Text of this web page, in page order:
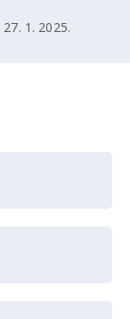
27. 1. 2025.